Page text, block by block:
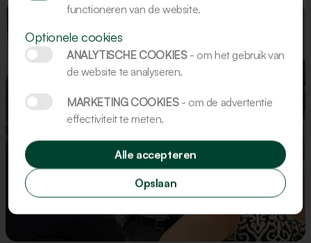
functioneren van de website.
Optionele cookies
ANALYTISCHE COOKIES - om het gebruik van
de website te analyseren.
MARKETING COOKIES - om de advertentie
effectiviteit te meten.
Opslaan
Alle accepteren